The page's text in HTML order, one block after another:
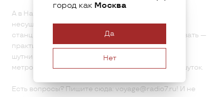
город как Москва
Да
Нет
А в Набережных Челнах случилось чудо:
несуществующее мемное метро с придуманными
станциями год назад реально начали проектировать —
практически один в один по нафантазированной
шутниками схеме. Так что в будущем там День
метрополитена начнут отмечать уже без всяких шуток.
Есть вопросы? Пишите сюда: voyage@radio7.ru! И не